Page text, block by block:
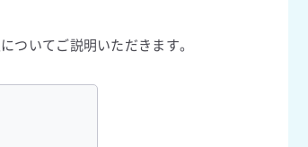
ついてご説明いただきます。